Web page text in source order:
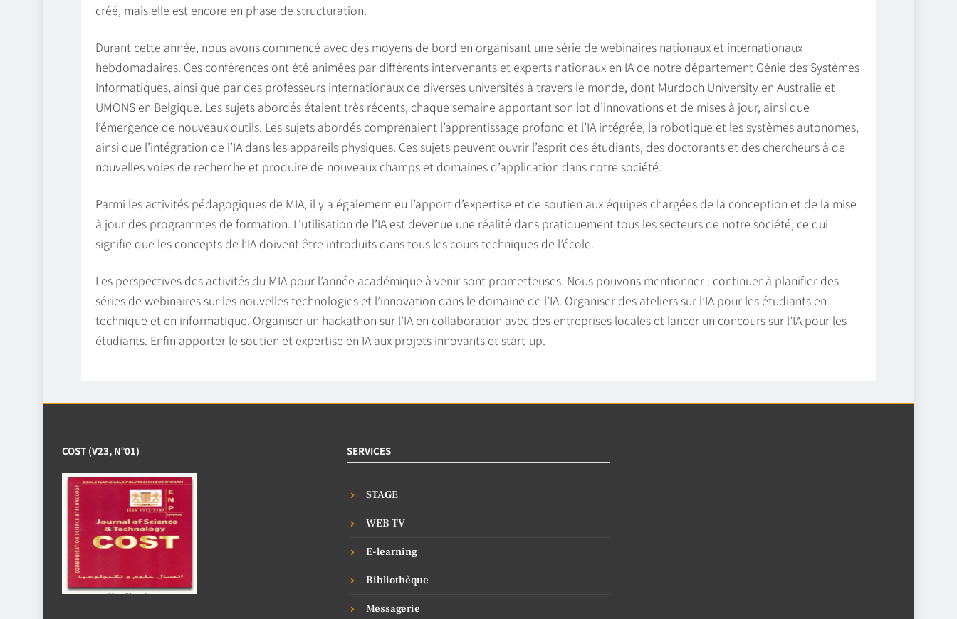
créé, mais elle est encore en phase de structuration.
Durant cette année, nous avons commencé avec des moyens de bord en organisant une série de webinaires nationaux et internationaux
hebdomadaires. Ces conférences ont été animées par différents intervenants et experts nationaux en IA de notre département Génie des Systèmes
Informatiques, ainsi que par des professeurs internationaux de diverses universités à travers le monde, dont Murdoch University en Australie et
UMONS en Belgique. Les sujets abordés étaient très récents, chaque semaine apportant son lot d’innovations et de mises à jour, ainsi que
l’émergence de nouveaux outils. Les sujets abordés comprenaient l’apprentissage profond et l’IA intégrée, la robotique et les systèmes autonomes,
ainsi que l’intégration de l’IA dans les appareils physiques. Ces sujets peuvent ouvrir l’esprit des étudiants, des doctorants et des chercheurs à de
nouvelles voies de recherche et produire de nouveaux champs et domaines d’application dans notre société.
Parmi les activités pédagogiques de MIA, il y a également eu l’apport d’expertise et de soutien aux équipes chargées de la conception et de la mise
à jour des programmes de formation. L’utilisation de l’IA est devenue une réalité dans pratiquement tous les secteurs de notre société, ce qui
signifie que les concepts de l’IA doivent être introduits dans tous les cours techniques de l’école.
Les perspectives des activités du MIA pour l’année académique à venir sont prometteuses. Nous pouvons mentionner : continuer à planifier des
séries de webinaires sur les nouvelles technologies et l’innovation dans le domaine de l’IA. Organiser des ateliers sur l’IA pour les étudiants en
technique et en informatique. Organiser un hackathon sur l’IA en collaboration avec des entreprises locales et lancer un concours sur l’IA pour les
étudiants. Enfin apporter le soutien et expertise en IA aux projets innovants et start-up.
COST (V23, N°01) SERVICES
STAGE
WEB TV
E-learning
Bibliothèque
Messagerie